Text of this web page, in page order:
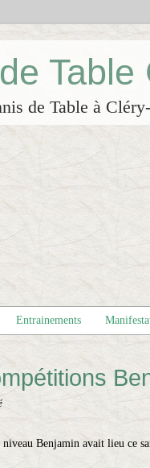
de Table à
Entrainements
Benjamin avait lieu ce